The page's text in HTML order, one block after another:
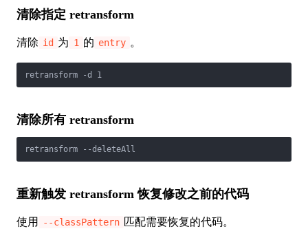
清除指定 retransform
清除 id 为 1 的 entry 。
retransform -d 1
清除所有 retransform
retransform --deleteAll
重新触发 retransform 恢复修改之前的代码
使用 --classPattern 匹配需要恢复的代码。